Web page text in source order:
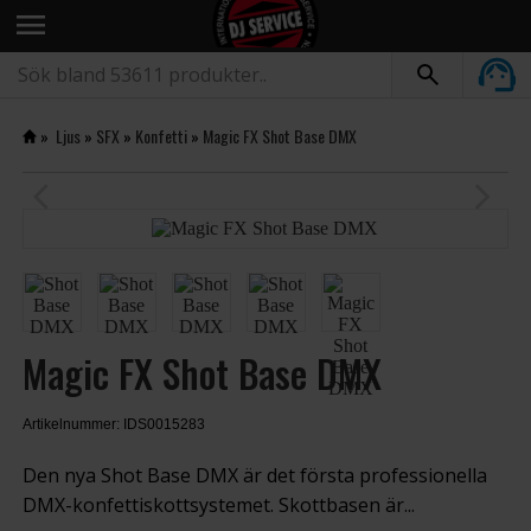
menu
» Ljus » SFX » Konfetti» Magic FX Shot Base DMX
Magic FX Shot Base DMX
Artikelnummer: IDS0015283
Den nya Shot Base DMX är det första professionella
DMX-konfettiskottsystemet. Skottbasen är...